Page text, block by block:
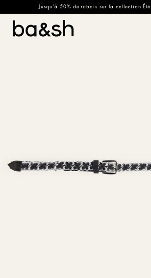
Jusqu'à 50% de rabais sur la collection Été
ba&sh